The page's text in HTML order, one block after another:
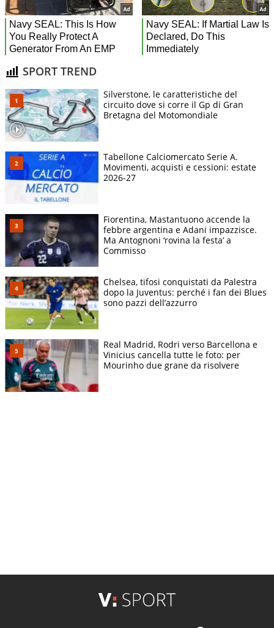
SPORT TREND
Silverstone, le caratteristiche del
circuito dove si corre il Gp di Gran
Bretagna del Motomondiale
Tabellone Calciomercato Serie A.
Movimenti, acquisti e cessioni: estate
2026-27
Fiorentina, Mastantuono accende la
febbre argentina e Adani impazzisce.
Ma Antognoni ‘rovina la festa’ a
Commisso
Chelsea, tifosi conquistati da Palestra
dopo la Juventus: perché i fan dei Blues
sono pazzi dell’azzurro
Real Madrid, Rodri verso Barcellona e
Vinicius cancella tutte le foto: per
Mourinho due grane da risolvere